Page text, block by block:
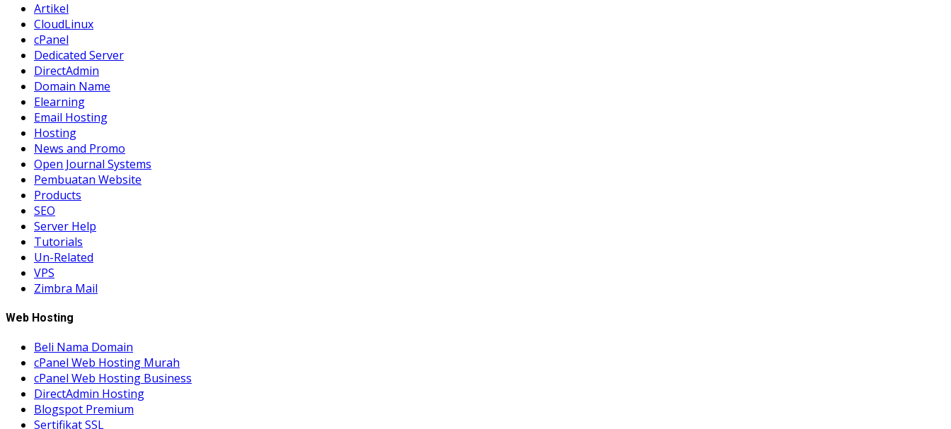
Artikel
CloudLinux
cPanel
Dedicated Server
DirectAdmin
Domain Name
Elearning
Email Hosting
Hosting
News and Promo
Open Journal Systems
Pembuatan Website
Products
SEO
Server Help
Tutorials
Un-Related
VPS
Zimbra Mail
Web Hosting
Beli Nama Domain
cPanel Web Hosting Murah
cPanel Web Hosting Business
DirectAdmin Hosting
Blogspot Premium
Sertifikat SSL